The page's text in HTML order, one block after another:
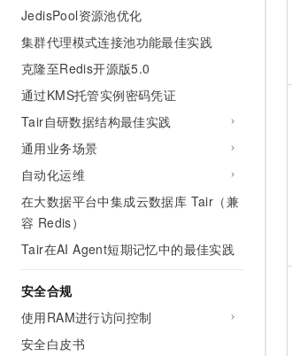
JedisPool资源池优化
集群代理模式连接池功能最佳实践
克隆至Redis开源版5.0
通过KMS托管实例密码凭证
Tair自研数据结构最佳实践
通用业务场景
自动化运维
在大数据平台中集成云数据库 Tair（兼
容 Redis）
Tair在AI Agent短期记忆中的最佳实践
安全合规
使用RAM进行访问控制
安全白皮书